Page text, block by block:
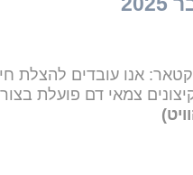
אנו עובדים להצלת
צמאי דם פועלת